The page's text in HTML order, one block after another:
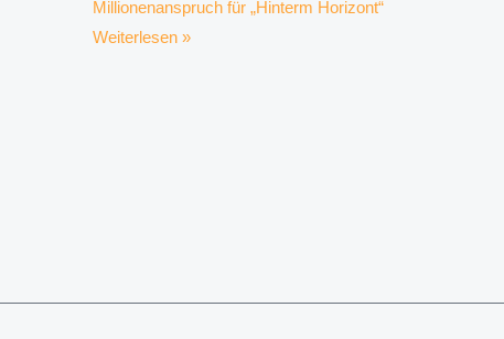
Millionenanspruch für „Hinterm Horizont“
Weiterlesen »